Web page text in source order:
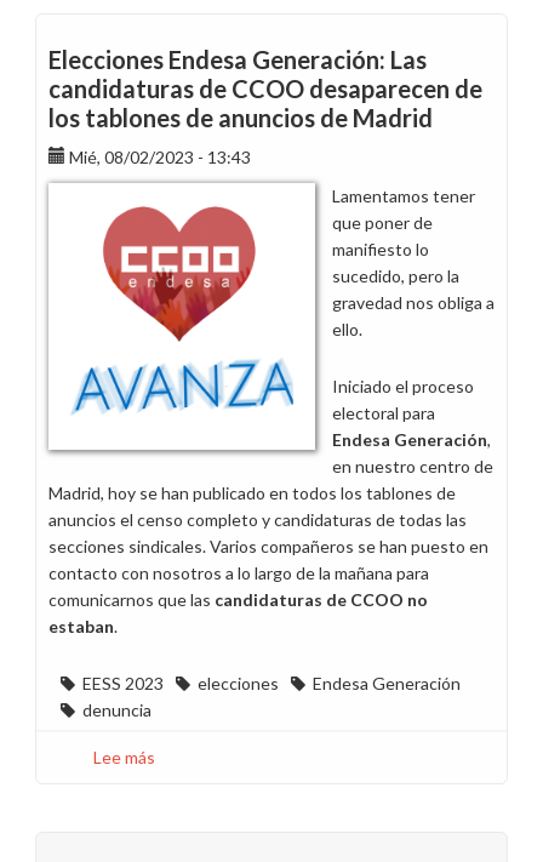
Elecciones Endesa Generación: Las
candidaturas de CCOO desaparecen de
los tablones de anuncios de Madrid
Mié, 08/02/2023 - 13:43
Lamentamos tener
que poner de
manifiesto lo
sucedido, pero la
gravedad nos obliga a
ello.
Iniciado el proceso
electoral para
Endesa Generación,
en nuestro centro de
Madrid, hoy se han publicado en todos los tablones de
anuncios el censo completo y candidaturas de todas las
secciones sindicales. Varios compañeros se han puesto en
contacto con nosotros a lo largo de la mañana para
comunicarnos que las candidaturas de CCOO no
estaban.
EESS 2023 elecciones
Endesa Generación
denuncia
Lee más